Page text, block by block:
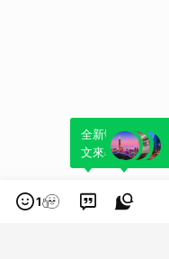
1
全新體驗！一鍵
文來輕鬆表達個
可以轉發
來發表您